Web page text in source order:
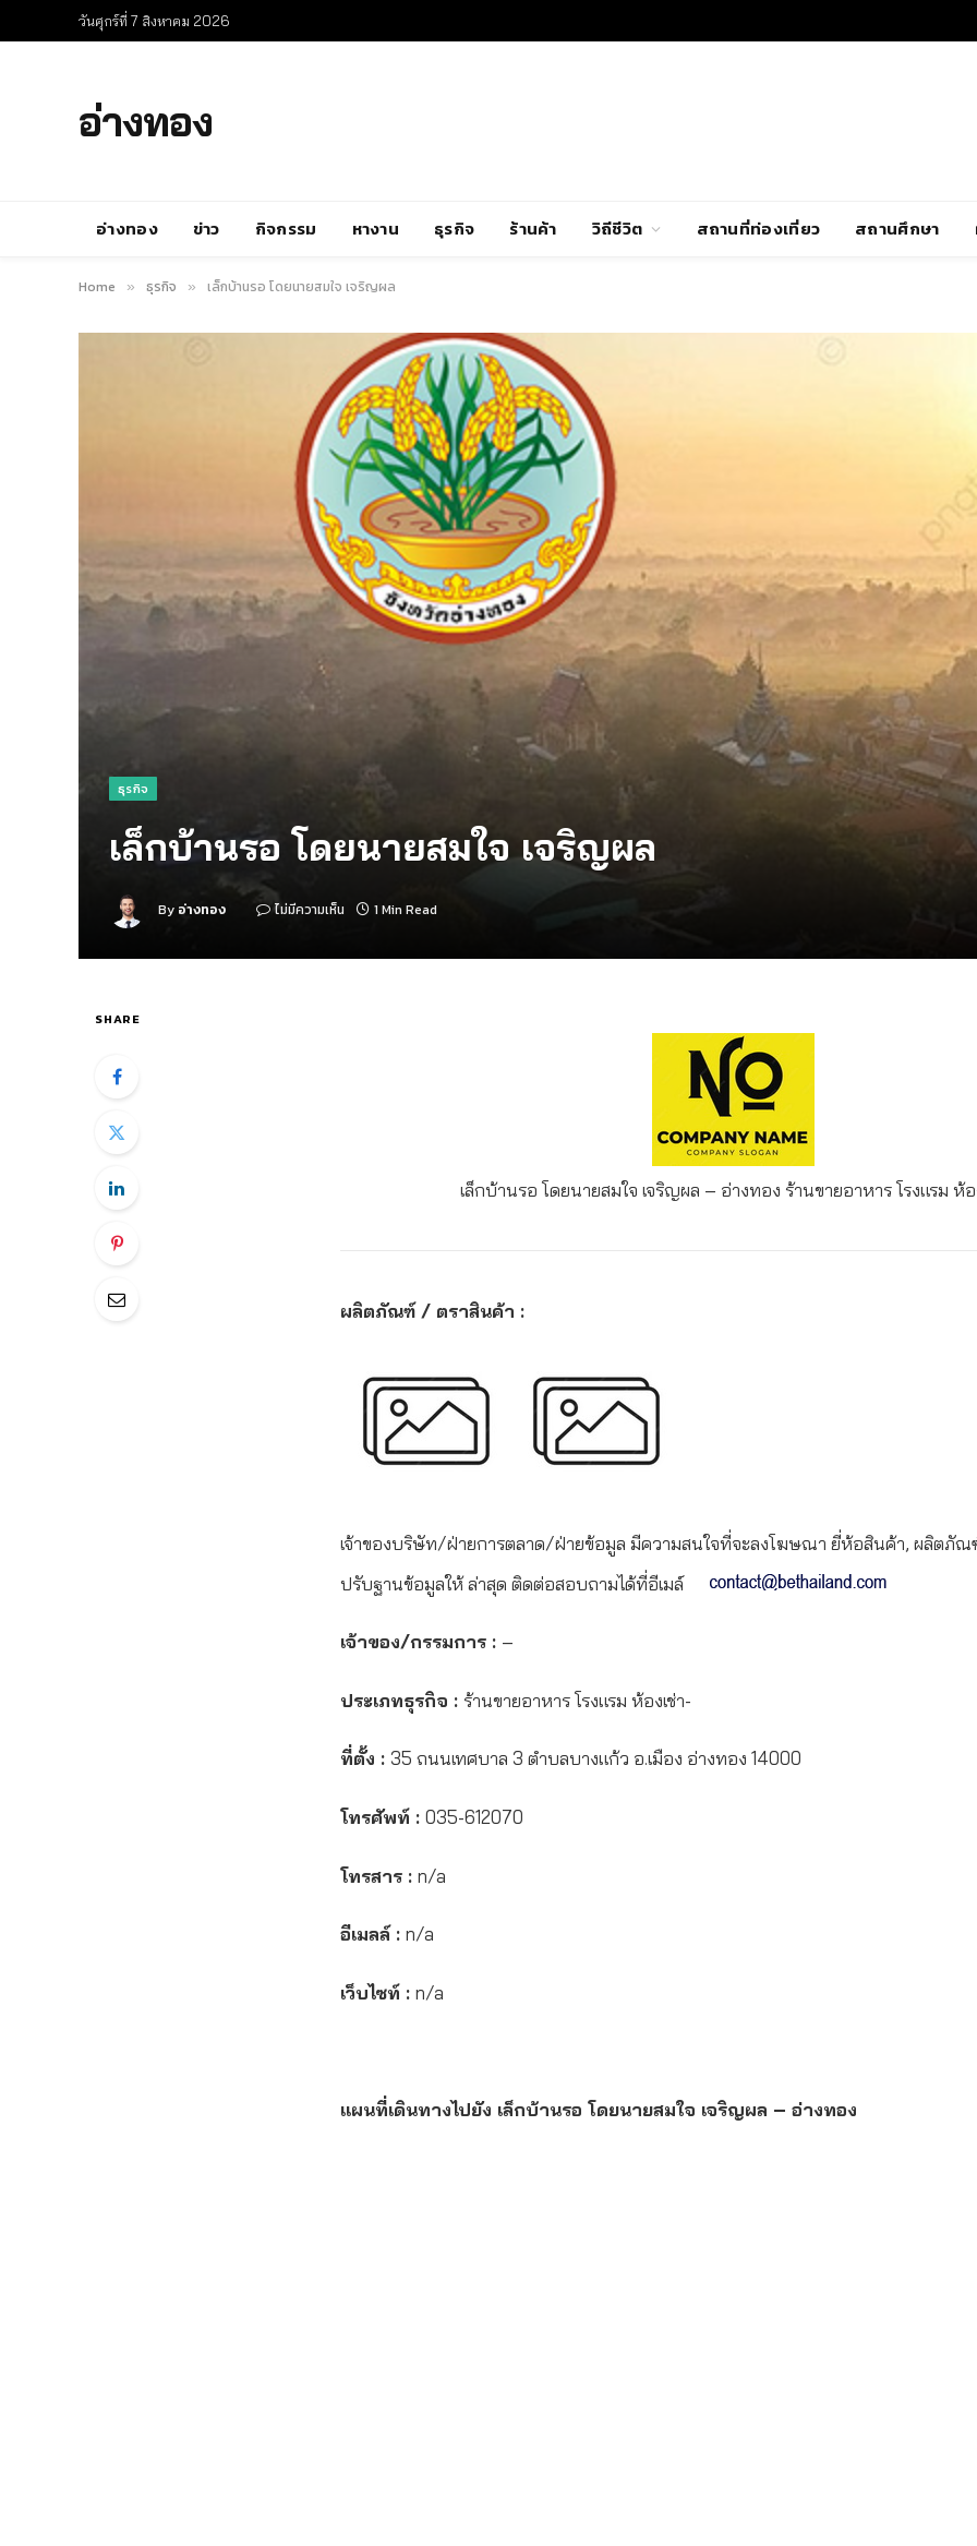
วันศุกร์ที่ 7 สิงหาคม 2026
อ่างทอง
อ่างทอง ข่าว กิจกรรม หางาน ธุรกิจ ร้านค้า วิถีชีวิต สถานที่ท่องเที่ยว สถานศึกษา
Home » ธุรกิจ » เล็กบ้านรอ โดยนายสมใจ เจริญผล
ธุรกิจ
เล็กบ้านรอ โดยนายสมใจ เจริญผล
By อ่างทอง ไม่มีความเห็น 1 Min Read
SHARE
เล็กบ้านรอ โดยนายสมใจ เจริญผล – อ่างทอง ร้านขายอาหาร โรงแรม ห้อ
ผลิตภัณฑ์ / ตราสินค้า :
เจ้าของบริษัท/ฝ่ายการตลาด/ฝ่ายข้อมูล มีความสนใจที่จะลงโฆษณา ยี่ห้อสินค้า, ผลิตภัณ
ปรับฐานข้อมูลให้ ล่าสุด ติดต่อสอบถามได้ที่อีเมล์
เจ้าของ/กรรมการ : –
ประเภทธุรกิจ : ร้านขายอาหาร โรงแรม ห้องเช่า-
ที่ตั้ง : 35 ถนนเทศบาล 3 ตำบลบางแก้ว อ.เมือง อ่างทอง 14000
โทรศัพท์ : 035-612070
โทรสาร : n/a
อีเมลล์ : n/a
เว็บไซท์ : n/a
แผนที่เดินทางไปยัง เล็กบ้านรอ โดยนายสมใจ เจริญผล – อ่างทอง